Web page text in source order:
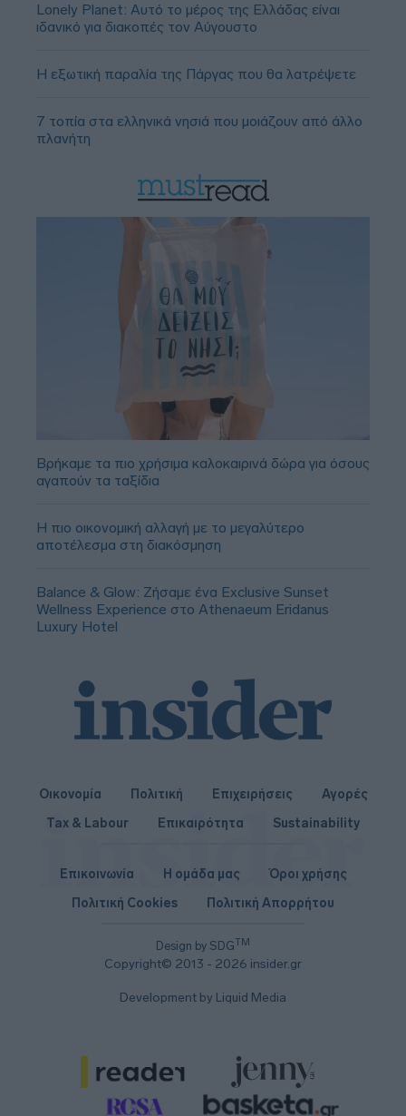
Lonely Planet: Αυτό το μέρος της Ελλάδας είναι
ιδανικό για διακοπές τον Αύγουστο
Η εξωτική παραλία της Πάργας που θα λατρέψετε
7 τοπία στα ελληνικά νησιά που μοιάζουν από άλλο
πλανήτη
Βρήκαμε τα πιο χρήσιμα καλοκαιρινά δώρα για όσους
αγαπούν τα ταξίδια
Η πιο οικονομική αλλαγή με το μεγαλύτερο
αποτέλεσμα στη διακόσμηση
Balance & Glow: Ζήσαμε ένα Exclusive Sunset
Wellness Experience στο Athenaeum Eridanus
Luxury Hotel
Οικονομία Πολιτική Επιχειρήσεις
Αγορές
Tax & Labour
Επικαιρότητα Sustainability
Design by SDGTM
Copyright© 2013 - 2026 insider.gr
Επικοινωνία Η ομάδα μας
Όροι χρήσης
Πολιτική Cookies
Πολιτική Απορρήτου
Development by Liquid Media